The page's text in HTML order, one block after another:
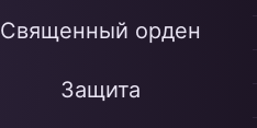
Священный орден
Защита